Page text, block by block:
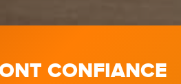
CONFIANCE